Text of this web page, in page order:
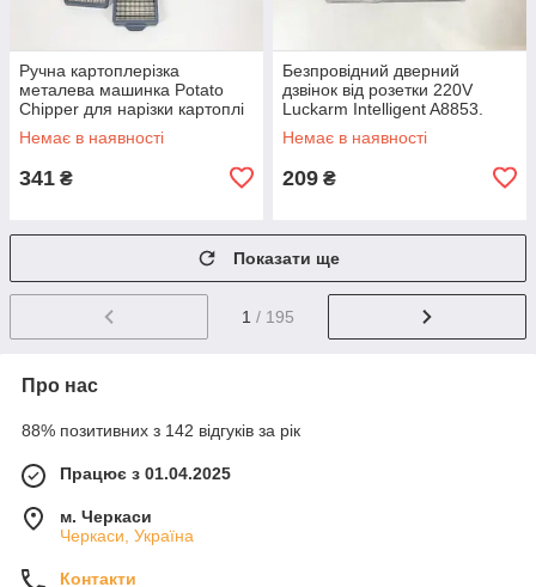
Ручна картоплерізка
металева машинка Potato
Chipper для нарізки картоплі
фрі UN12-15 MX-65
Немає в наявності
341 ₴
Безпровідний дверний
дзвінок від розетки 220V
Luckarm Intelligent A8853.
Колір рожевий DS-10
Немає в наявності
209 ₴
Показати ще
1 / 195
Про нас
88% позитивних з 142 відгуків за рік
Працює з 01.04.2025
м. Черкаси
Черкаси, Україна
Контакти